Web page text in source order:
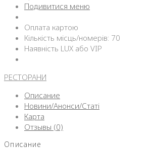
Подивитися меню
Оплата картою
Кількість місць/номерів: 70
Наявність LUX або VIP
РЕСТОРАНИ
Описание
Новини/Анонси/Статі
Карта
Отзывы (0)
Описание